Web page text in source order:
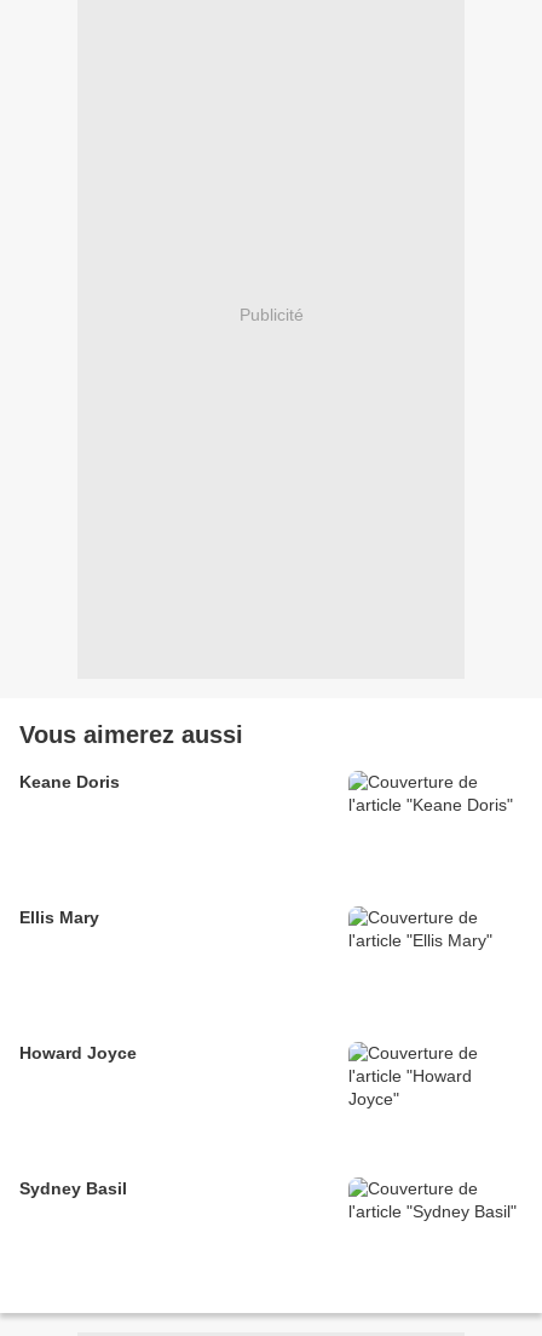
Publicité
Vous aimerez aussi
Keane Doris
Ellis Mary
Howard Joyce
Sydney Basil